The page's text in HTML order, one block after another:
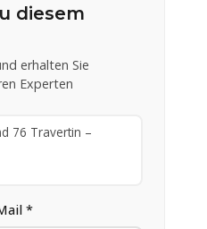
diesem
erhalten Sie
Experten
76 Travertin –
*